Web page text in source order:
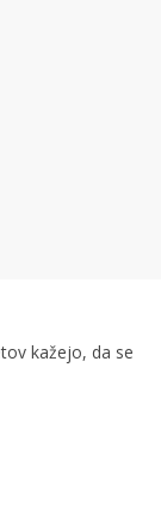
kažejo, da se